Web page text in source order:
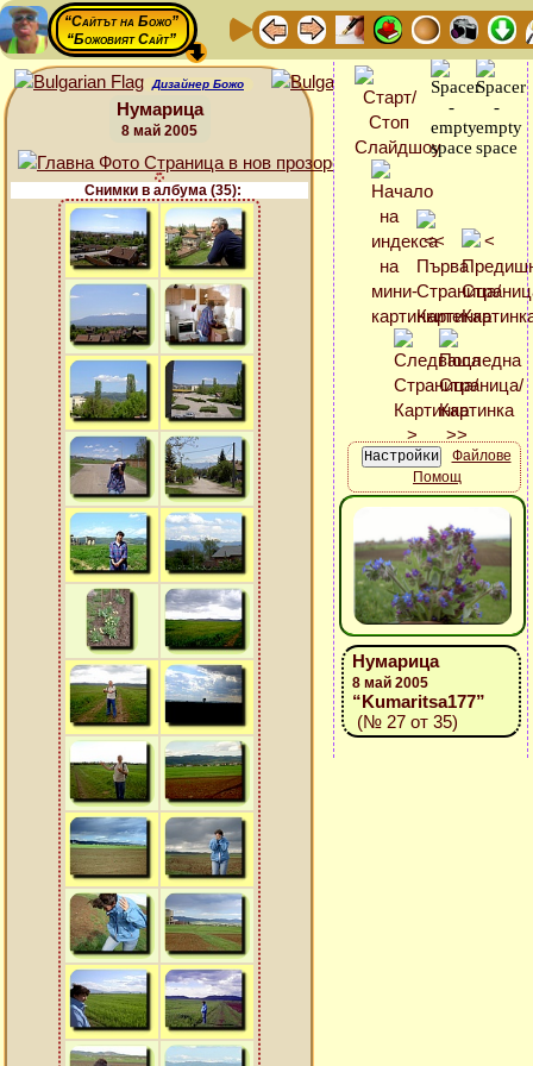
“Сайтът на Божо”
“Божовият Сайт”
Дизайнер Божо
Нумарица
8 май 2005
Снимки в албума (35):
Файлове
Помощ
Нумарица
8 май 2005
“Kumaritsa177”
(№ 27 от 35)